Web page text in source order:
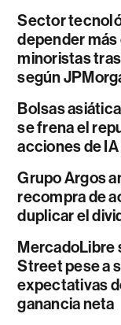
Sector
depender
minoristas
según
Bolsas
se frena el
acciones de
Grupo Argos
recompra de
duplicar el
MercadoLibre
Street pese a
expectativas
ganancia neta